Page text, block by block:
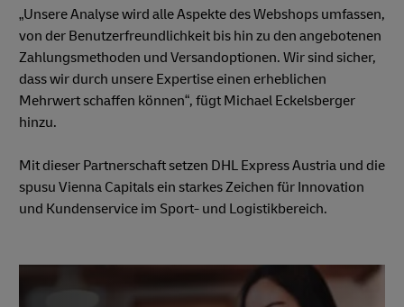
„Unsere Analyse wird alle Aspekte des Webshops umfassen,
von der Benutzerfreundlichkeit bis hin zu den angebotenen
Zahlungsmethoden und Versandoptionen. Wir sind sicher,
dass wir durch unsere Expertise einen erheblichen
Mehrwert schaffen können“, fügt Michael Eckelsberger
hinzu.
Mit dieser Partnerschaft setzen DHL Express Austria und die
spusu Vienna Capitals ein starkes Zeichen für Innovation
und Kundenservice im Sport- und Logistikbereich.